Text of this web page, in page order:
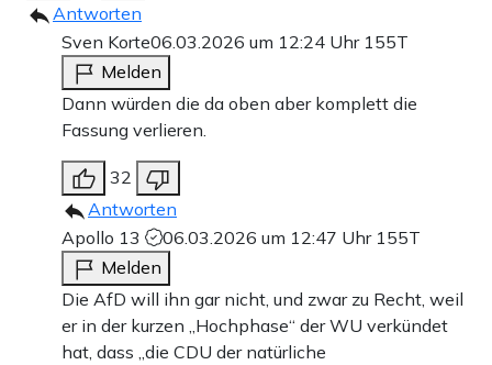
Antworten
Sven Korte06.03.2026 um 12:24 Uhr 155T
Melden
Dann würden die da oben aber komplett die
Fassung verlieren.
32
Antworten
Apollo 13
06.03.2026 um 12:47 Uhr 155T
Melden
Die AfD will ihn gar nicht, und zwar zu Recht, weil
er in der kurzen „Hochphase“ der WU verkündet
hat, dass „die CDU der natürliche